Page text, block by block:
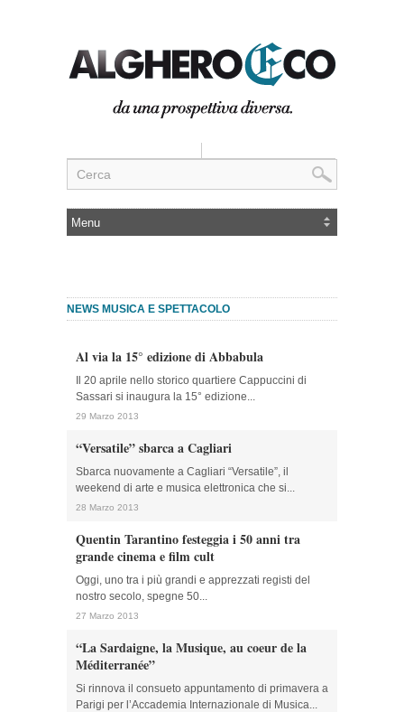
NEWS MUSICA E SPETTACOLO
Al via la 15° edizione di Abbabula
Il 20 aprile nello storico quartiere Cappuccini di
Sassari si inaugura la 15° edizione...
29 Marzo 2013
“Versatile” sbarca a Cagliari
Sbarca nuovamente a Cagliari “Versatile”, il
weekend di arte e musica elettronica che si...
28 Marzo 2013
Quentin Tarantino festeggia i 50 anni tra
grande cinema e film cult
Oggi, uno tra i più grandi e apprezzati registi del
nostro secolo, spegne 50...
27 Marzo 2013
“La Sardaigne, la Musique, au coeur de la
Méditerranée”
Si rinnova il consueto appuntamento di primavera a
Parigi per l’Accademia Internazionale di Musica...